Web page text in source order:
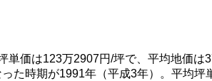
価は123万2907円/坪で、平均地価
た時期が1991年（平成3年）。平均坪